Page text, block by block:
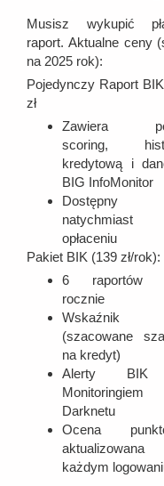
Musisz wykupić
raport. Aktualne ceny
na 2025 rok):
Pojedynczy Raport
zł
Zawiera
scoring,
kredytową i
BIG InfoMonitor
Dostępny
natychmiast
opłaceniu
Pakiet BIK (139 zł/rok):
6 raportów
rocznie
Wskaźnik
(szacowane
na kredyt)
Alerty
Monitoringiem
Darknetu
Ocena
każdym